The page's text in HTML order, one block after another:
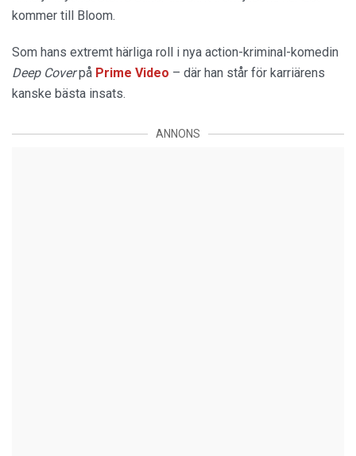
kommer till Bloom.
Som hans extremt härliga roll i nya action-kriminal-komedin
Deep Coverpå Prime Video – där han står för karriärens
kanske bästa insats.
ANNONS